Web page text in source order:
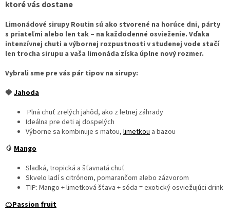
ktoré vás dostane
Limonádové sirupy Routin sú ako stvorené na horúce dni, párty
s priateľmi alebo len tak – na každodenné osvieženie. Vďaka
intenzívnej chuti a výbornej rozpustnosti v studenej vode stačí
len trocha sirupu a vaša limonáda získa úplne nový rozmer.
Vybrali sme pre vás pár tipov na sirupy:
🍓 Jahoda
Plná chuť zrelých jahôd, ako z letnej záhrady
Ideálna pre deti aj dospelých
Výborne sa kombinuje s mätou, limetkou a bazou
🥭 Mango
Sladká, tropická a šťavnatá chuť
Skvelo ladí s citrónom, pomarančom alebo zázvorom
TIP: Mango + limetková šťava + sóda = exotický osviežujúci drink
🍊Passion fruit